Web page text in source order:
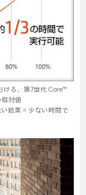
ける、第7世代 Core™
対値
結果＝少ない時間で